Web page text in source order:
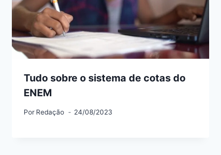
Tudo sobre o sistema de cotas do
ENEM
Por Redação 24/08/2023